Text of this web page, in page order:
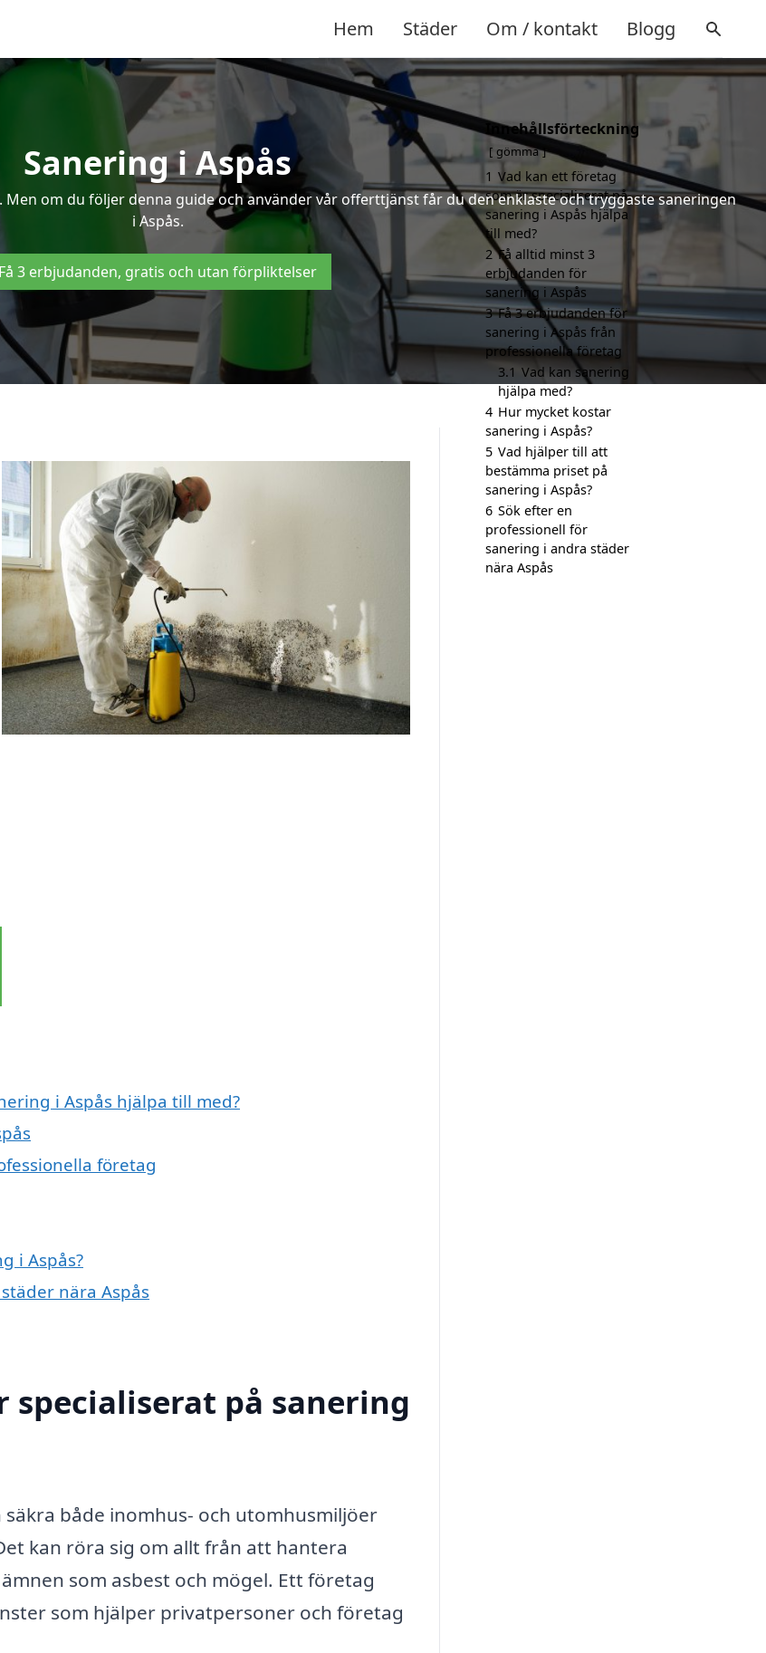
Hem Städer Om / kontakt Blogg
Sanering i Aspås
om du följer denna guide och använder vår offerttjänst får du den enklaste och tryggaste saneringen
i Aspås.
Få 3 erbjudanden, gratis och utan förpliktelser
i Aspås hjälpa till med?
företag
i Aspås?
nära Aspås
specialiserat på sanering
både inomhus- och utomhusmiljöer
kan röra sig om allt från att hantera
som asbest och mögel. Ett företag
som hjälper privatpersoner och företag
Innehållsförteckning
gömma
1 Vad kan ett företag
som är specialiserat på
sanering i Aspås hjälpa
till med?
2 Få alltid minst 3
erbjudanden för
sanering i Aspås
3 Få 3 erbjudanden för
sanering i Aspås från
professionella företag
3.1 Vad kan sanering
hjälpa med?
4 Hur mycket kostar
sanering i Aspås?
5 Vad hjälper till att
bestämma priset på
sanering i Aspås?
6 Sök efter en
professionell för
sanering i andra städer
nära Aspås